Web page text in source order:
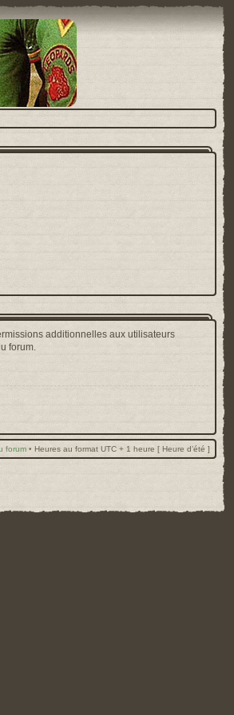
additionnelles aux utilisateurs
forum.
forum • Heures au format UTC + 1 heure [ Heure d’été ]